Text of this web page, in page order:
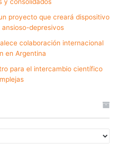
proyecto que creará dispositivo
depresivos
colaboración internacional
en Argentina
para el intercambio científico